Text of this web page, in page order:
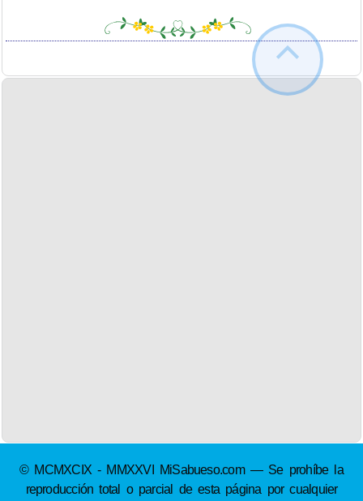
© MCMXCIX - MMXXVI MiSabueso.com — Se prohíbe la
reproducción total o parcial de esta página por cualquier